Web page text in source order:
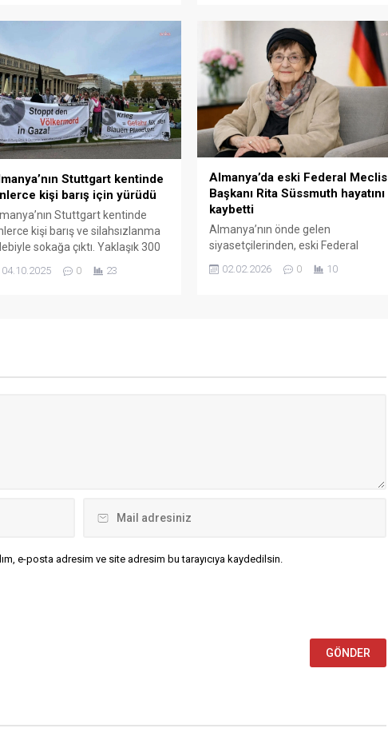
dikkat çekti. Almanya’nın
yapıldı. Kayıtlı 13,7 milyon
bulunduğu eyalette
katılım oranı yüzde 58,5 ile
yılların en yüksek seviyesine...
Can (50), oğulları Mehmet Can (12)
ve Alman vatandaşı Jürgen
Hübener (47) anıldı. Habermeier
Haus adlı binanın önünde
düzenlenen anma töreninde
Nürnberg Başkonsolosu...
Stuttgart kentinde
kişi barış için yürüdü
Stuttgart kentinde
kişi barış ve silahsızlanma
sokağa çıktı. Yaklaşık 300
inisiyatifi ve sivil toplum
destek verdiği mitinge
ayağa kalkıyoruz”, “Irkçılığa
04.10.2025 0 23
Almanya’da eski Federal Meclis
Başkanı Rita Süssmuth hayatını
kaybetti
Almanya’nın önde gelen
siyasetçilerinden, eski Federal
yaşında hayatını kaybetti.
02.02.2026 0 10
e-posta adresim ve site adresim bu tarayıcıya kaydedilsin.